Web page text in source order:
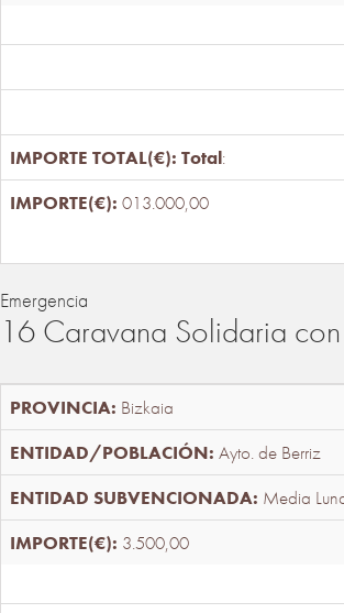
Total:
013.000,00
Emergencia
16 Caravana Solidaria
Bizkaia
Ayto. de Berriz
Media
3.500,00